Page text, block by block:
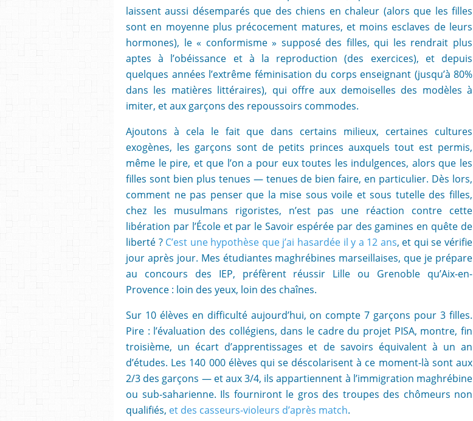
laissent aussi désemparés que des chiens en chaleur (alors que les filles
sont en moyenne plus précocement matures, et moins esclaves de leurs
hormones), le « conformisme » supposé des filles, qui les rendrait plus
aptes à l’obéissance et à la reproduction (des exercices), et depuis
quelques années l’extrême féminisation du corps enseignant (jusqu’à 80%
dans les matières littéraires), qui offre aux demoiselles des modèles à
imiter, et aux garçons des repoussoirs commodes.
Ajoutons à cela le fait que dans certains milieux, certaines cultures
exogènes, les garçons sont de petits princes auxquels tout est permis,
même le pire, et que l’on a pour eux toutes les indulgences, alors que les
filles sont bien plus tenues — tenues de bien faire, en particulier. Dès lors,
comment ne pas penser que la mise sous voile et sous tutelle des filles,
chez les musulmans rigoristes, n’est pas une réaction contre cette
libération par l’École et par le Savoir espérée par des gamines en quête de
liberté ? C’est une hypothèse que j’ai hasardée il y a 12 ans, et qui se vérifie
jour après jour. Mes étudiantes maghrébines marseillaises, que je prépare
au concours des IEP, préfèrent réussir Lille ou Grenoble qu’Aix-en-
Provence : loin des yeux, loin des chaînes.
Sur 10 élèves en difficulté aujourd’hui, on compte 7 garçons pour 3 filles.
Pire : l’évaluation des collégiens, dans le cadre du projet PISA, montre, fin
troisième, un écart d’apprentissages et de savoirs équivalent à un an
d’études. Les 140 000 élèves qui se déscolarisent à ce moment-là sont aux
2/3 des garçons — et aux 3/4, ils appartiennent à l’immigration maghrébine
ou sub-saharienne. Ils fourniront le gros des troupes des chômeurs non
qualifiés, et des casseurs-violeurs d’après match.